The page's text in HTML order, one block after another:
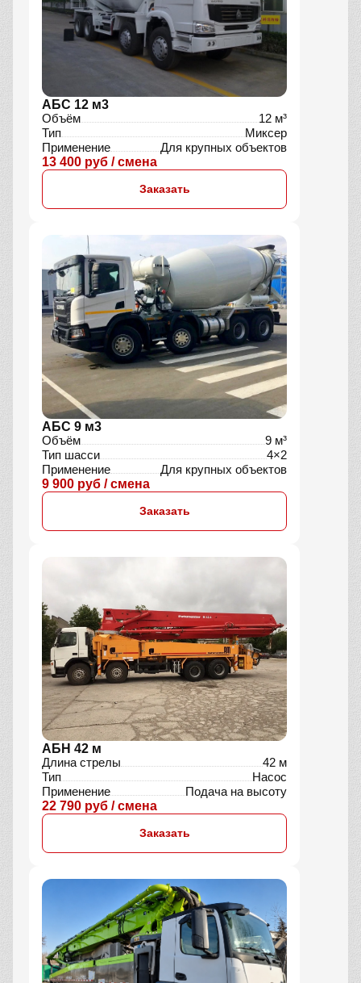
АБС 12 м3
Объём
12 м³
Тип
Миксер
Применение
Для крупных объектов
13 400 руб / смена
Заказать
АБС 9 м3
Объём
9 м³
Тип шасси
4×2
Применение
Для крупных объектов
9 900 руб / смена
Заказать
АБН 42 м
Длина стрелы
42 м
Тип
Насос
Применение
Подача на высоту
22 790 руб / смена
Заказать